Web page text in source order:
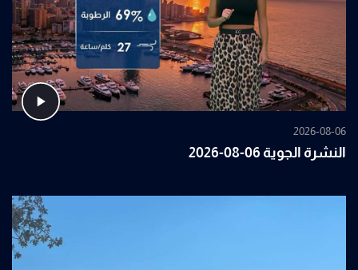
2026-08-06
النشرة الجوية 06-08-2026